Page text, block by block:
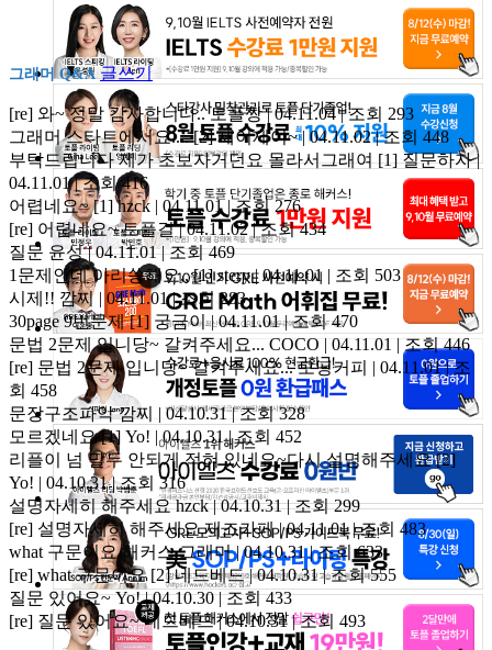
그래머 Q&A 글쓰기
[re] 와~ 정말 감사합니다..토플짱 | 04.11.04 | 조회 293
그래머 스타트에서요....[2] 제이제이~ | 04.11.02 | 조회 448
부탁드립니다 제가 초보자거던요 몰라서그래여[1] 질문하자 |
04.11.01 | 조회 416
어렵네요~[1] hzck | 04.11.01 | 조회 276
[re] 어렵네요~토플걸 | 04.11.02 | 조회 434
질문 윤성 | 04.11.01 | 조회 469
1문제인데 아리쏭해요,,[1] stery | 04.11.01 | 조회 503
시제!! 깜찌 | 04.11.01 | 조회 283
30page 9번문제[1] 궁금이 | 04.11.01 | 조회 470
문법 2문제 입니당~ 갈켜주세요... COCO | 04.11.01 | 조회 446
[re] 문법 2문제 입니당~ 갈켜주세요...모닝커피 | 04.11.01 | 조
회 458
문장구조파악깜찌 | 04.10.31 | 조회 328
모르겠네요[1] Yo! | 04.10.31 | 조회 452
리플이 넘 말두 안되게 적혀 있네요~다시 설명해주세요[2]
Yo! | 04.10.31 | 조회 316
설명자세히 해주세요hzck | 04.10.31 | 조회 299
[re] 설명자세히 해주세요재즈카페 | 04.11.01 | 조회 483
what 구문이요해커스 그래머 | 04.10.31 | 조회 633
[re] what 구문이요[2] 네드베드 | 04.10.31 | 조회 555
질문 있어요~Yo! | 04.10.30 | 조회 433
[re] 질문 있어요~네드베드 | 04.10.31 | 조회 493